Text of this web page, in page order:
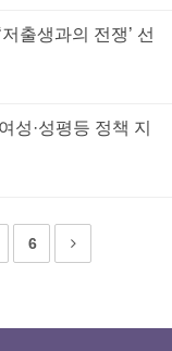
출생과의 전쟁’ 선
성·성평등 정책 지
6